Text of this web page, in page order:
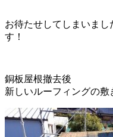
お待たせしてしまいま
す！
銅板
新しいルーフィングの敷